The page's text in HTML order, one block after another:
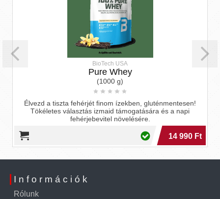
BioTech USA
Pure Whey
(1000 g)
Élvezd a tiszta fehérjét finom ízekben, gluténmentesen!
Tökéletes választás izmaid támogatására és a napi
fehérjebevitel növelésére.
14 990 Ft
Információk
Rólunk